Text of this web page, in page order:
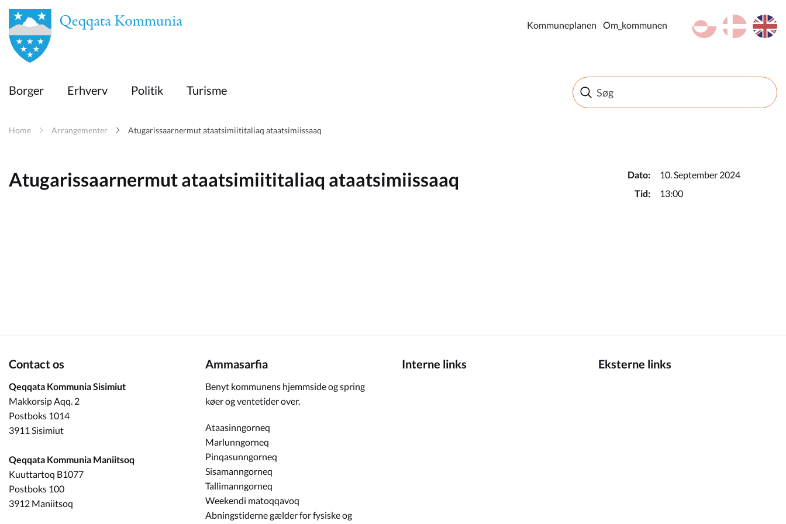
en
Borger
Erhverv
Turisme
en
da
kl-GL
Kommuneplanen Om_kommunen
Borger Erhverv Politik Turisme
Home Arrangementer Atugarissaarnermut ataatsimiititaliaq ataatsimiissaaq
Atugarissaarnermut ataatsimiititaliaq ataatsimiissaaq Dato:
10. September 2024
Tid:
13:00
Contact os
Qeqqata Kommunia Sisimiut
Makkorsip Aqq. 2
Postboks 1014
3911 Sisimiut
Qeqqata Kommunia Maniitsoq
Kuuttartoq B1077
Postboks 100
3912 Maniitsoq
Ammasarfia
Benyt kommunens hjemmside og spring
køer og ventetider over.
Ataasinngorneq
Marlunngorneq
Pinqasunngorneq
Sisamanngorneq
Tallimanngorneq
Weekendi matoqqavoq
Abningstiderne gælder for fysiske og
Interne links Eksterne links